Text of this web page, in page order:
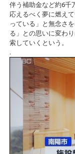
伴う補助金など約6千
応えるべく夢に燃え
っている」と無念さ
る」との思いに変わ
索していくという。